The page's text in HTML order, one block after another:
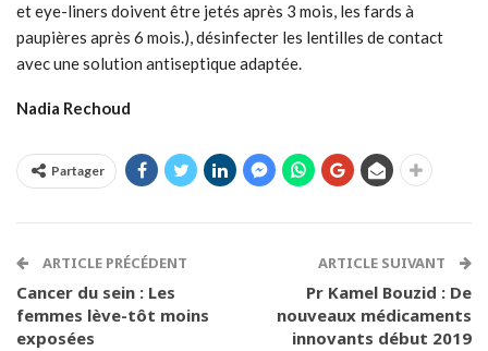
et eye-liners doivent être jetés après 3 mois, les fards à
paupières après 6 mois.), désinfecter les lentilles de contact
avec une solution antiseptique adaptée.
Nadia Rechoud
Partager
ARTICLE PRÉCÉDENT
Cancer du sein : Les
femmes lève-tôt moins
exposées
ARTICLE SUIVANT
Pr Kamel Bouzid : De
nouveaux médicaments
innovants début 2019